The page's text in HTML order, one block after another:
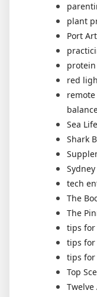
plant
Port
protein
red
Sea
Shark
tech
The
The
tips
tips
tips
Top
Twelve